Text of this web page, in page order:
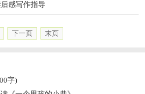
感写作指导
下一页 末页
字)